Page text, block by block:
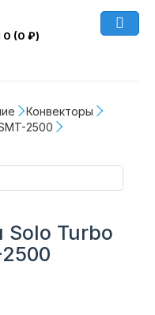
0 (0 ₽)
Конвекторы
2500
Solo Turbo